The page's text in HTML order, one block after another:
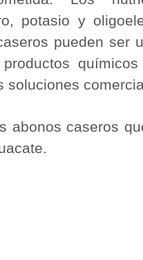
potasio y
pueden ser
soluciones
abonos caseros